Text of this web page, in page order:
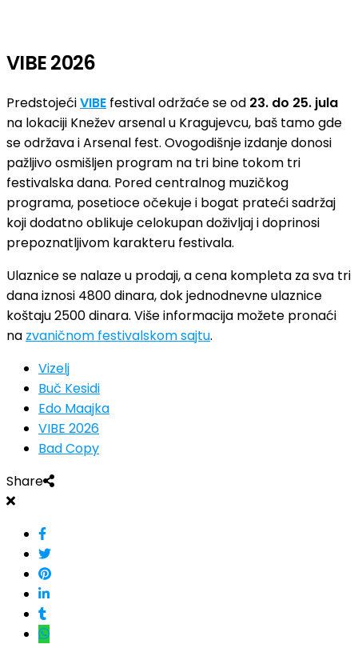
VIBE 2026
PredstojećiVIBE festival održaće se od 23. do 25. jula
na lokaciji Knežev arsenal u Kragujevcu, baš tamo gde
se održava i Arsenal fest. Ovogodišnje izdanje donosi
pažljivo osmišljen program na tri bine tokom tri
festivalska dana. Pored centralnog muzičkog
programa, posetioce očekuje i bogat prateći sadržaj
koji dodatno oblikuje celokupan doživljaj i doprinosi
prepoznatljivom karakteru festivala.
Ulaznice se nalaze u prodaji, a cena kompleta za sva tri
dana iznosi 4800 dinara, dok jednodnevne ulaznice
koštaju 2500 dinara. Više informacija možete pronaći
na zvaničnom festivalskom sajtu.
Vizelj
Buč Kesidi
Edo Maajka
VIBE 2026
Bad Copy
Share